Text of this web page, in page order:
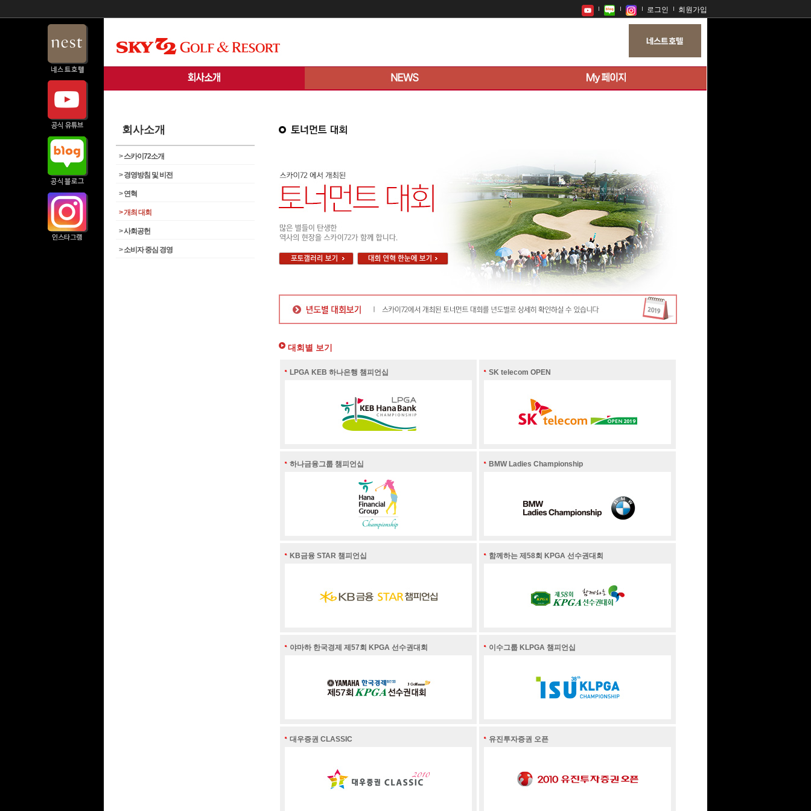
로그인 회원가입
회사소개
>스카이72소개
>경영방침 및 비전
>연혁
>개최 대회
>사회공헌
>소비자 중심 경영
대회별 보기
LPGA KEB 하나은행 챔피언십 SK telecom OPEN
하나금융그룹 챔피언십 BMW Ladies Championship
KB금융 STAR 챔피언십 함께하는 제58회 KPGA 선수권대회
야마하 한국경제 제57회 KPGA 선수권대회 이수그룹 KLPGA 챔피언십
대우증권 CLASSIC 유진투자증권 오픈